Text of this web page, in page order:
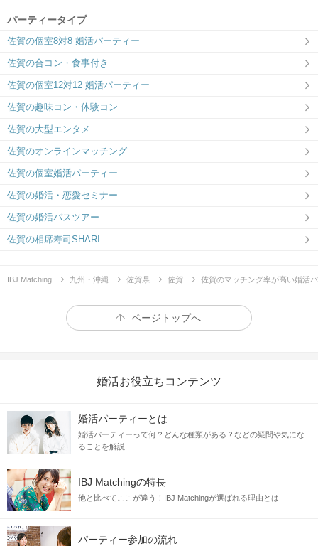
パーティータイプ
佐賀の個室8対8 婚活パーティー
佐賀の合コン・食事付き
佐賀の個室12対12 婚活パーティー
佐賀の趣味コン・体験コン
佐賀の大型エンタメ
佐賀のオンラインマッチング
佐賀の個室婚活パーティー
佐賀の婚活・恋愛セミナー
佐賀の婚活バスツアー
佐賀の相席寿司SHARI
IBJ Matching 九州・沖縄 佐賀県 佐賀 佐賀のマッチング率が高い婚活
ページトップへ
婚活お役立ちコンテンツ
婚活パーティーとは
婚活パーティーって何？どんな種類がある？などの疑問や気にな
ることを解説
IBJ Matchingの特長
他と比べてここが違う！IBJ Matchingが選ばれる理由とは
パーティー参加の流れ